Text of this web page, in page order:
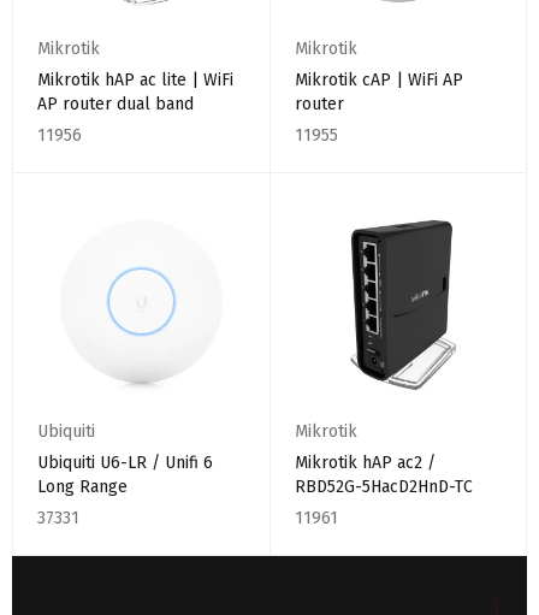
Mikrotik
Mikrotik hAP ac lite | WiFi
AP router dual band
11956
Mikrotik
Mikrotik cAP | WiFi AP
router
11955
Ubiquiti
Ubiquiti U6-LR / Unifi 6
Long Range
37331
Mikrotik
Mikrotik hAP ac2 /
RBD52G-5HacD2HnD-TC
11961